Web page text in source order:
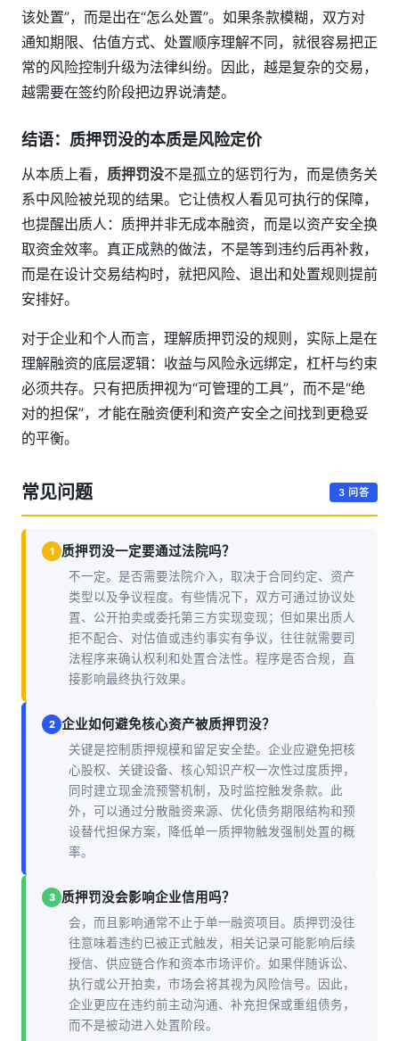
该处置”，而是出在“怎么处置”。如果条款模糊，双方对
通知期限、估值方式、处置顺序理解不同，就很容易把正
常的风险控制升级为法律纠纷。因此，越是复杂的交易，
越需要在签约阶段把边界说清楚。
结语：质押罚没的本质是风险定价
从本质上看， 质押罚没不是孤立的惩罚行为，而是债务关
系中风险被兑现的结果。它让债权人看见可执行的保障，
也提醒出质人：质押并非无成本融资，而是以资产安全换
取资金效率。真正成熟的做法，不是等到违约后再补救，
而是在设计交易结构时，就把风险、退出和处置规则提前
安排好。
对于企业和个人而言，理解质押罚没的规则，实际上是在
理解融资的底层逻辑：收益与风险永远绑定，杠杆与约束
必须共存。只有把质押视为“可管理的工具”，而不是“绝
对的担保”，才能在融资便利和资产安全之间找到更稳妥
的平衡。
常见问题 3 问答
1 质押罚没一定要通过法院吗？
不一定。是否需要法院介入，取决于合同约定、资产
类型以及争议程度。有些情况下，双方可通过协议处
置、公开拍卖或委托第三方实现变现；但如果出质人
拒不配合、对估值或违约事实有争议，往往就需要司
法程序来确认权利和处置合法性。程序是否合规，直
接影响最终执行效果。
2 企业如何避免核心资产被质押罚没？
关键是控制质押规模和留足安全垫。企业应避免把核
心股权、关键设备、核心知识产权一次性过度质押，
同时建立现金流预警机制，及时监控触发条款。此
外，可以通过分散融资来源、优化债务期限结构和预
设替代担保方案，降低单一质押物触发强制处置的概
率。
3 质押罚没会影响企业信用吗？
会，而且影响通常不止于单一融资项目。质押罚没往
往意味着违约已被正式触发，相关记录可能影响后续
授信、供应链合作和资本市场评价。如果伴随诉讼、
执行或公开拍卖，市场会将其视为风险信号。因此，
企业更应在违约前主动沟通、补充担保或重组债务，
而不是被动进入处置阶段。